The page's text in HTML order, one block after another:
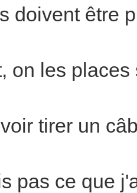
doivent être
on les
tirer un
pas ce que